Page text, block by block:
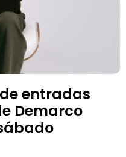
entradas
Demarco